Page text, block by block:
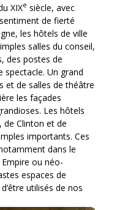
XIXe siècle, avec
de fierté
les hôtels de ville
salles du conseil,
des postes de
spectacle. Un grand
et de salles de théâtre
les façades
Les hôtels
de Clinton et de
importants. Ces
dans le
ou néo-
espaces de
utilisés de nos